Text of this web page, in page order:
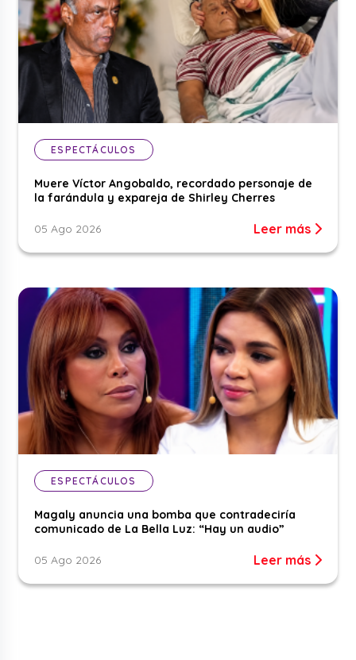
ESPECTÁCULOS
Muere Víctor Angobaldo, recordado personaje de
la farándula y expareja de Shirley Cherres
05 Ago 2026 Leer más
ESPECTÁCULOS
Magaly anuncia una bomba que contradeciría
comunicado de La Bella Luz: “Hay un audio”
05 Ago 2026 Leer más